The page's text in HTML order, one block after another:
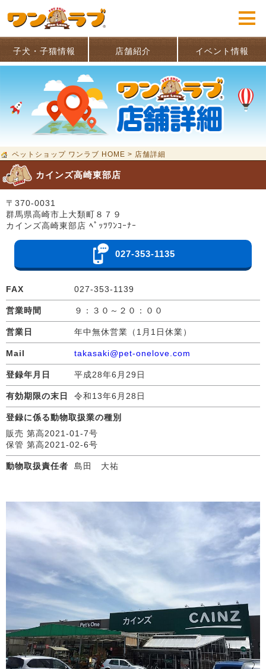
子犬・子猫情報 店舗紹介 イベント情報
ペットショップ ワンラブ HOME > 店舗詳細
カインズ高崎東部店
〒370-0031
群馬県高崎市上大類町８７９
カインズ高崎東部店 ﾍﾟｯﾂﾜﾝｺｰﾅｰ
027-353-1135
FAX 027-353-1139
営業時間 ９：３０～２０：００
営業日 年中無休営業（1月1日休業）
Mail takasaki@pet-onelove.com
登録年月日 平成28年6月29日
有効期限の末日 令和13年6月28日
登録に係る動物取扱業の種別
販売 第高2021-01-7号
保管 第高2021-02-6号
動物取扱責任者 島田 大祐